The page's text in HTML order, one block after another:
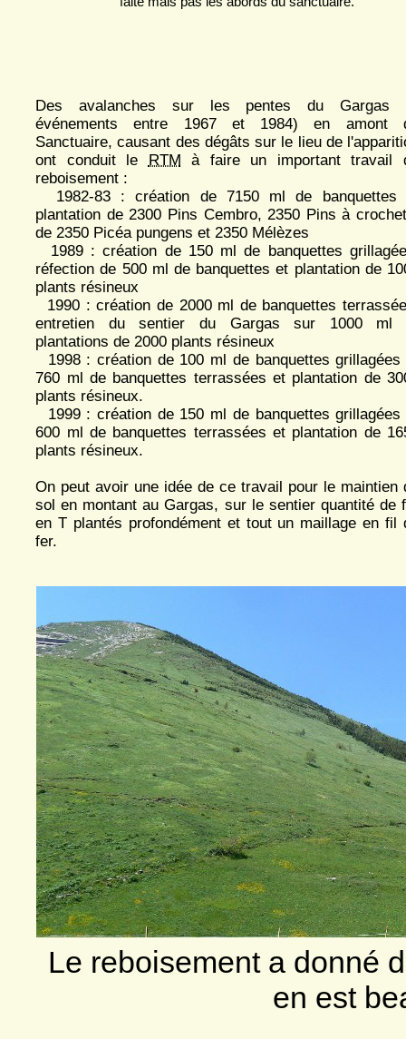
Des avalanches sur les pentes du Gargas
événements entre 1967 et 1984) en amont
Sanctuaire, causant des dégâts sur le lieu de
ont conduit le RTM à faire un important travail
reboisement :
1982-83 : création de 7150 ml de banquettes
plantation de 2300 Pins Cembro, 2350 Pins à
de 2350 Picéa pungens et 2350 Mélèzes
1989 : création de 150 ml de banquettes
réfection de 500 ml de banquettes et plantation de
plants résineux
1990 : création de 2000 ml de banquettes
entretien du sentier du Gargas sur 1000 ml
plantations de 2000 plants résineux
1998 : création de 100 ml de banquettes grillagées
760 ml de banquettes terrassées et plantation de
plants résineux.
1999 : création de 150 ml de banquettes grillagées
600 ml de banquettes terrassées et plantation de
plants résineux.
On peut avoir une idée de ce travail pour le maintien
sol en montant au Gargas, sur le sentier quantité de
en T plantés profondément et tout un maillage en fil
fer.
Le reboisement a donné
en est